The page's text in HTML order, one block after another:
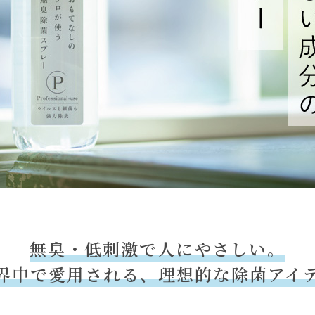
無臭・低刺激で人にやさしい。
中で愛用される、理想的な除菌アイ